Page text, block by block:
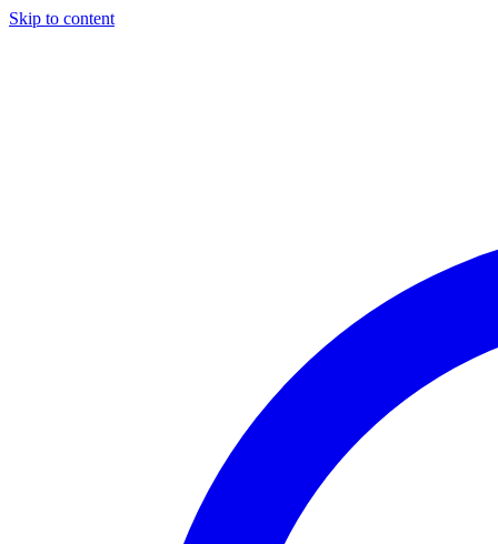
Skip to content